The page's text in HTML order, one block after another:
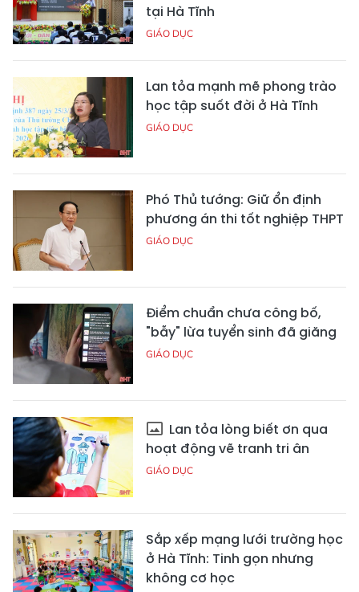
tại Hà Tĩnh
GIÁO DỤC
Lan tỏa mạnh mẽ phong trào
học tập suốt đời ở Hà Tĩnh
GIÁO DỤC
Phó Thủ tướng: Giữ ổn định
phương án thi tốt nghiệp THPT
GIÁO DỤC
Điểm chuẩn chưa công bố,
"bẫy" lừa tuyển sinh đã giăng
GIÁO DỤC
Lan tỏa lòng biết ơn qua
hoạt động vẽ tranh tri ân
GIÁO DỤC
Sắp xếp mạng lưới trường học
ở Hà Tĩnh: Tinh gọn nhưng
không cơ học